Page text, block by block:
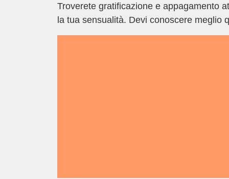
Troverete gratificazione e appagamento
la tua sensualità. Devi conoscere meglio